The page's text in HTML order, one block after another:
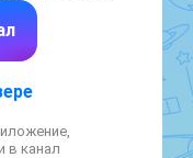
в канал